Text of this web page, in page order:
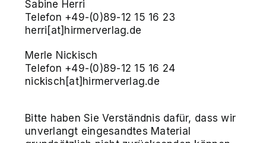
Sabine Herri
Telefon +49-(0)89-12 15 16 23
herri[at]hirmerverlag.de
Merle Nickisch
Telefon +49-(0)89-12 15 16 24
nickisch[at]hirmerverlag.de
Bitte haben Sie Verständnis dafür, dass wir
unverlangt eingesandtes Material